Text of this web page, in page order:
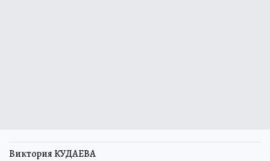
Виктория КУДАЕВА